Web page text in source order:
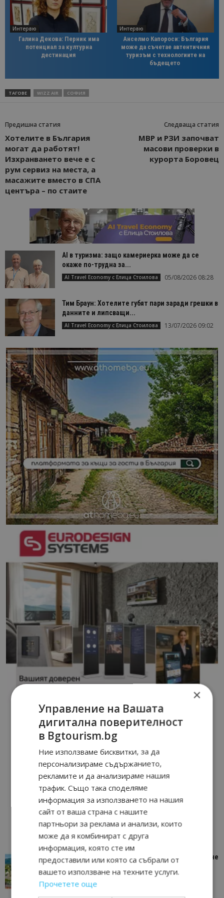
Интервю
Галина Декова: Перник има
потенциал за културна
дестинация
Интервю
Анселмо Капороси: България
може да съчетае автентичния
туризъм с технологиите на
бъдещето
ТАГОВЕ WIZZ AIR СОФИЯ
Предишна статия
Хотелите в България
могат да работят!
Изхранването вече е с
рум сервиз на места, а
масажите вместо в СПА
центъра – по стаите
Следваща статия
МВР и РЗИ започват
масови проверки в
курорта Боровец
AI в туризма: защо камериерка може да се
окаже по-трудна за...
AI Travel Economy с Елица Стоилова 05/08/2026 08:28
Тим Браун: Хотелите губят пари заради грешки в
данните и липсващи...
AI Travel Economy с Елица Стоилова 13/07/2026 09:02
“Пощенска картичка от…”: Петрич – Изживяване
×
Управление на Вашата
дигитална поверителност
в Bgtourism.bg
Ние използваме бисквитки, за да
персонализираме съдържанието,
рекламите и да анализираме нашия
трафик. Също така споделяме
информация за използването на нашия
сайт от ваша страна с нашите
партньори за реклама и анализи, които
може да я комбинират с друга
информация, която сте им
предоставили или която са събрали от
вашето използване на техните услуги.
Прочетете още